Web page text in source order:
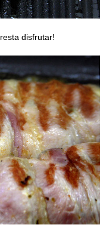
disfrutar!